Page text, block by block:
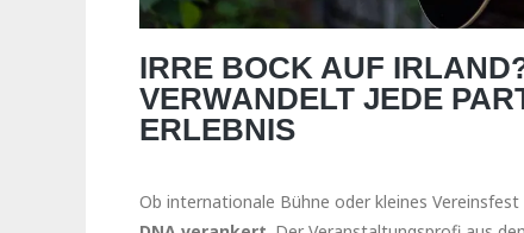
IRRE BOCK AUF
VERWANDELT JEDE
ERLEBNIS
Ob internationale Bühne oder kleines Vereinsfest